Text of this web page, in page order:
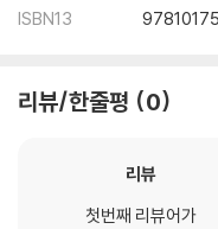
ISBN13
리뷰/한줄평 0
리뷰
첫번째 리뷰어가